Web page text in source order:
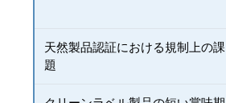
天然製品認証における規制上の課
題